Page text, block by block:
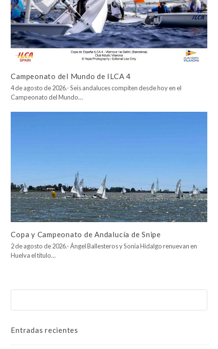
Campeonato del Mundo de ILCA 4
4 de agosto de 2026.- Seis andaluces compiten desde hoy en el
Campeonato del Mundo…
Copa y Campeonato de Andalucía de Snipe
2 de agosto de 2026.- Ángel Ballesteros y Sonia Hidalgo renuevan en
Huelva el título…
Entradas recientes